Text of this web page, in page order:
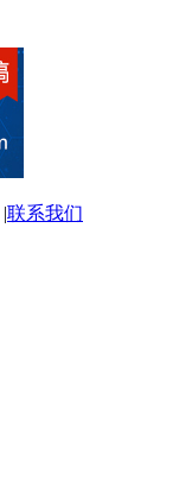
|联系我们